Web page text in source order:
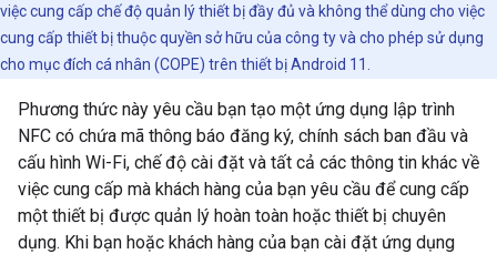
việc cung cấp chế độ quản lý thiết bị đầy đủ và không thể dùng cho việc
cung cấp thiết bị thuộc quyền sở hữu của công ty và cho phép sử dụng
cho mục đích cá nhân (COPE) trên thiết bị Android 11.
Phương thức này yêu cầu bạn tạo một ứng dụng lập trình
NFC có chứa mã thông báo đăng ký, chính sách ban đầu và
cấu hình Wi-Fi, chế độ cài đặt và tất cả các thông tin khác về
việc cung cấp mà khách hàng của bạn yêu cầu để cung cấp
một thiết bị được quản lý hoàn toàn hoặc thiết bị chuyên
dụng. Khi bạn hoặc khách hàng của bạn cài đặt ứng dụng